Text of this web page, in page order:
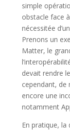
simple
obstacle face
nécessitée
Prenons un
Matter, le
devait rendre
cependant,
encore une
notamment
En pratique,